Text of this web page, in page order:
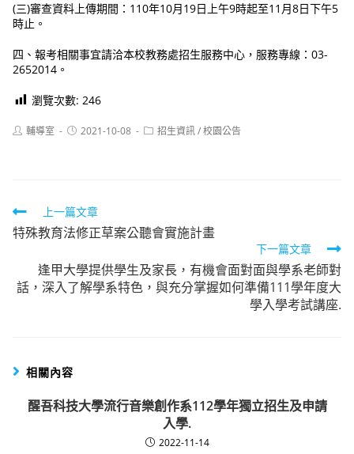
(三)審查資料上傳期間：110年10月19日上午9時起至11月8日下午5
時止。
四、報考相關事宜請洽本校教務處招生服務中心，服務專線：03-
2652014。
瀏覽次數: 246
Post輔導室
Post2021-10-08
Post招生資訊/校園公告
Read
more
articles
上一篇文章
特殊教育法修正草案公聽會實施計畫
下一篇文章
逢甲大學提供學生及家長，有機會面對面與學系老師對
話，深入了解學系特色，與充分掌握如何準備111學年度大
學入學考試講座.
相關內容
醒吾科技大學流行音樂創作系112學年獨立招生及申請
入學.
2022-11-14